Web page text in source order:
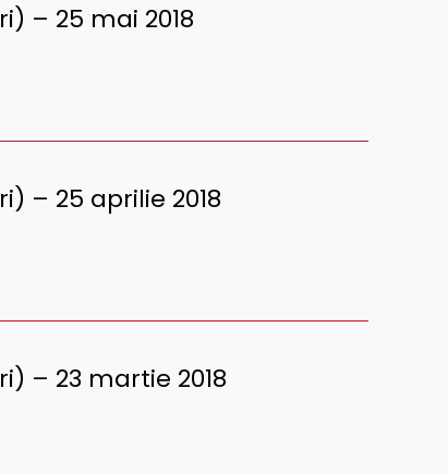
– 25 mai 2018
– 25 aprilie 2018
– 23 martie 2018